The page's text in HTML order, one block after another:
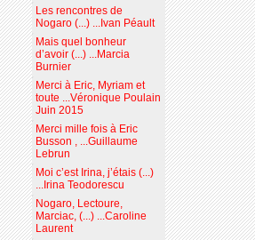
Les rencontres de
Nogaro (...) ...Ivan Péault
Mais quel bonheur
d’avoir (...) ...Marcia
Burnier
Merci à Eric, Myriam et
toute ...Véronique Poulain
Juin 2015
Merci mille fois à Eric
Busson , ...Guillaume
Lebrun
Moi c’est Irina, j’étais (...)
...Irina Teodorescu
Nogaro, Lectoure,
Marciac, (...) ...Caroline
Laurent